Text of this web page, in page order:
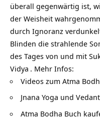
überall gegenwärtig ist,
der Weisheit
durch Ignoranz
Blinden die strahlende
des Tages von und mit
Vidya . Mehr Infos:
Videos zum Atma
Jnana Yoga und
Atma Bodha Buch